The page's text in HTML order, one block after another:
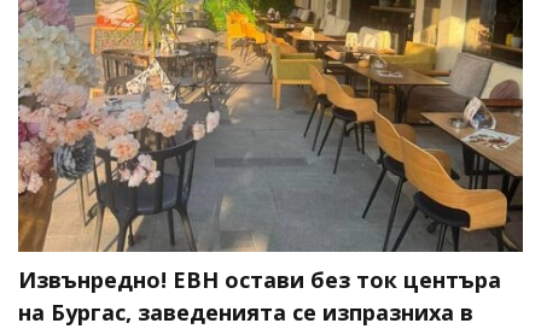
Извънредно! ЕВН остави без ток центъра
на Бургас, заведенията се изпразниха в